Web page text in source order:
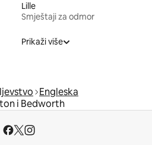
Lille
Smještaji za odmor
Prikaži više
Engleska
i Bedworth